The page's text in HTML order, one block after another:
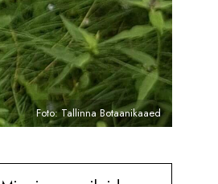
Foto: Tallinna Botaanikaaed